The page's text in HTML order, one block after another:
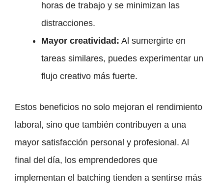
horas de trabajo y se minimizan las
distracciones.
Mayor creatividad: Al sumergirte en
tareas similares, puedes experimentar un
flujo creativo más fuerte.
Estos beneficios no solo mejoran el rendimiento
laboral, sino que también contribuyen a una
mayor satisfacción personal y profesional. Al
final del día, los emprendedores que
implementan el batching tienden a sentirse más